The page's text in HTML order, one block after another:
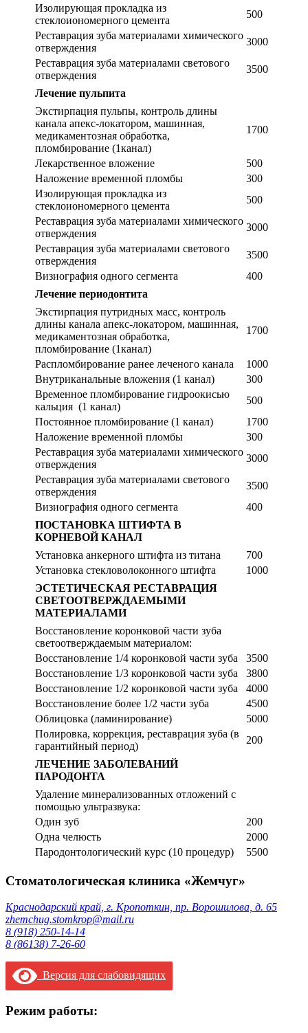
Изолирующая прокладка из
стеклоиономерного цемента
500
Реставрация зуба материалами химического
отверждения
3000
Реставрация зуба материалами светового
отверждения
3500
Лечение пульпита
Экстирпация пульпы, контроль длины
канала апекс-локатором, машинная,
медикаментозная обработка,
пломбирование (1канал)
1700
Лекарственное вложение
500
Наложение временной пломбы
300
Изолирующая прокладка из
стеклоиономерного цемента
500
Реставрация зуба материалами химического
отверждения
3000
Реставрация зуба материалами светового
отверждения
3500
Визиография одного сегмента
400
Лечение периодонтита
Экстирпация путридных масс, контроль
длины канала апекс-локатором, машинная,
медикаментозная обработка,
пломбирование (1канал)
1700
Распломбирование ранее леченого канала
1000
Внутриканальные вложения (1 канал)
300
Временное пломбирование гидроокисью
кальция (1 канал)
500
Постоянное пломбирование (1 канал)
1700
Наложение временной пломбы
300
Реставрация зуба материалами химического
отверждения
3000
Реставрация зуба материалами светового
отверждения
3500
Визиография одного сегмента
400
ПОСТАНОВКА ШТИФТА В
КОРНЕВОЙ КАНАЛ
Установка анкерного штифта из титана
700
Установка стекловолоконного штифта
1000
ЭСТЕТИЧЕСКАЯ РЕСТАВРАЦИЯ
СВЕТООТВЕРЖДАЕМЫМИ
МАТЕРИАЛАМИ
Восстановление коронковой части зуба
светоотверждаемым материалом:
Восстановление 1/4 коронковой части зуба
3500
Восстановление 1/3 коронковой части зуба
3800
Восстановление 1/2 коронковой части зуба
4000
Восстановление более 1/2 части зуба
4500
Облицовка (ламинирование)
5000
Полировка, коррекция, реставрация зуба (в
гарантийный период)
200
ЛЕЧЕНИЕ ЗАБОЛЕВАНИЙ
ПАРОДОНТА
Удаление минерализованных отложений с
помощью ультразвука:
Один зуб
200
Одна челюсть
2000
Пародонтологический курс (10 процедур)
5500
Стоматологическая клиника «Жемчуг»
Краснодарский край, г. Кропоткин, пр. Ворошилова, д. 65
zhemchug.stomkrop@mail.ru
8 (918) 250-14-14
8 (86138) 7-26-60
Версия для слабовидящих
Режим работы: